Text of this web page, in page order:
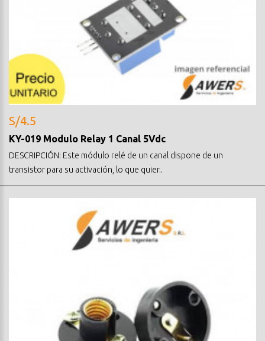
S/4.5
KY-019 Modulo Relay 1 Canal 5Vdc
DESCRIPCIÓN: Este módulo relé de un canal dispone de un
transistor para su activación, lo que quier..